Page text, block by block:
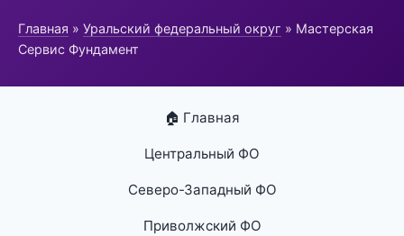
Главная » Уральский федеральный округ » Мастерская
Сервис Фундамент
🏠 Главная
Центральный ФО
Северо-Западный ФО
Приволжский ФО